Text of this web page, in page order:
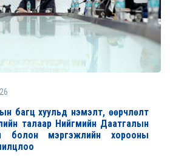
багц хуульд нэмэлт, өөрчлөлт
талаар Нийгмийн Даатгалын
болон мэргэжлийн хорооны